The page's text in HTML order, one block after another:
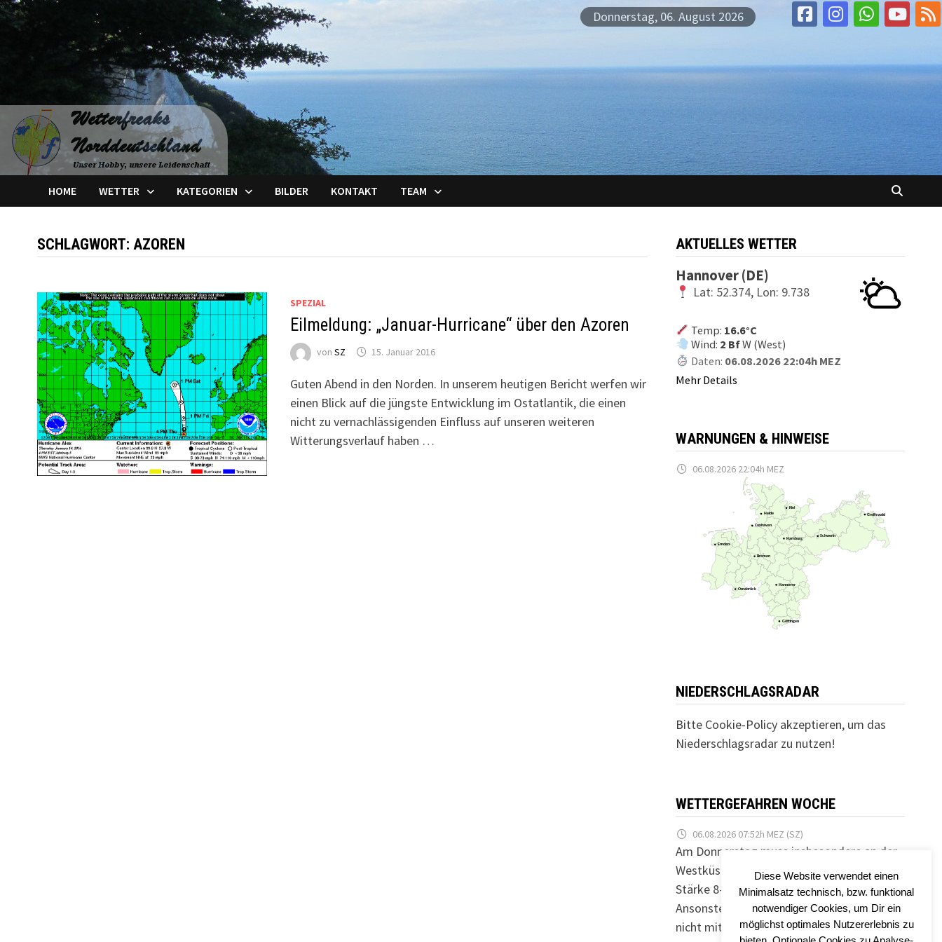
Zum
Inhalt
Donnerstag, 06. August 2026
HOME WETTER KATEGORIEN BILDER KONTAKT TEAM
SCHLAGWORT:AZOREN
SPEZIAL
Eilmeldung: „Januar-Hurricane“ über den Azoren
von SZ 15. Januar 2016
Guten Abend in den Norden. In unserem heutigen Bericht werfen wir
einen Blick auf die jüngste Entwicklung im Ostatlantik, die einen
nicht zu vernachlässigenden Einfluss auf unseren weiteren
Witterungsverlauf haben …
AKTUELLES WETTER
Hannover (DE)
Lat: 52.374, Lon: 9.738
Temp: 16.6°C
Wind: 2 BfW (West)
Daten: 06.08.2026 22:04h MEZ
Mehr Details
WARNUNGEN & HINWEISE
06.08.2026 22:04h MEZ
Hannover
Bremen
Hamburg
Schwerin
Greifswald
Osnabrück
Emden
Göttingen
Kiel
Heide
Cuxhaven
NIEDERSCHLAGSRADAR
Bitte Cookie-Policy akzeptieren, um das
Niederschlagsradar zu nutzen!
WETTERGEFAHREN WOCHE
06.08.2026 07:52h MEZ (SZ)
Am Donnerstag muss insbesondere an der
Westküste mit einzelnen Sturmböen der
Stärke 8-9 (~65-85km/h) gerechnet werden.
Ansonsten ist in den kommenden Tagen
nicht mit Signifikanz zu rechnen.
Diese Website verwendet einen
Minimalsatz technisch, bzw. funktional
notwendiger Cookies, um Dir ein
möglichst optimales Nutzererlebnis zu